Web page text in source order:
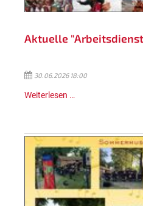
Aktuelle
30.06.2026 18:00
Weiterlesen …